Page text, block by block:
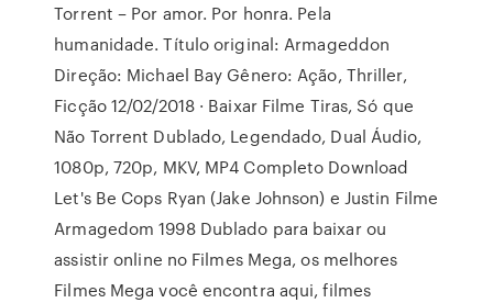
Torrent – Por amor. Por honra. Pela
humanidade. Título original: Armageddon
Direção: Michael Bay Gênero: Ação, Thriller,
Ficção 12/02/2018 · Baixar Filme Tiras, Só que
Não Torrent Dublado, Legendado, Dual Áudio,
1080p, 720p, MKV, MP4 Completo Download
Let's Be Cops Ryan (Jake Johnson) e Justin Filme
Armagedom 1998 Dublado para baixar ou
assistir online no Filmes Mega, os melhores
Filmes Mega você encontra aqui, filmes